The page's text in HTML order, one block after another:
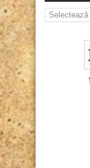
Arhiva